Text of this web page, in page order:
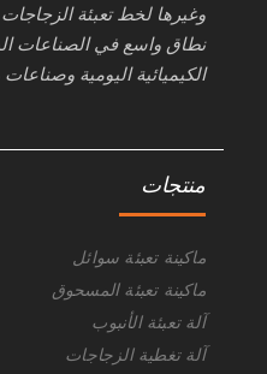
وغيرها لخط تعبئة
نطاق واسع في الصناعات
الكيميائية اليومية
منتجات
ماكينة تعبئة سوائل
ماكينة تعبئة المسحوق
آلة تعبئة الأنبوب
آلة تغطية الزجاجات